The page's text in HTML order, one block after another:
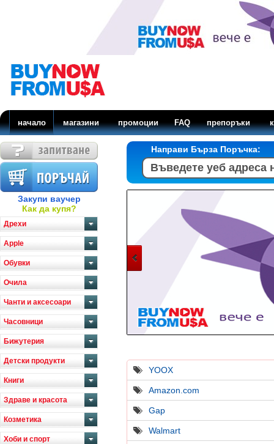
начало магазини промоции FAQ препоръки
Закупи ваучер
Как да купя?
Дрехи
Apple
Обувки
Очила
Чанти и аксесоари
Часовници
Бижутерия
Детски продукти
Книги
Здраве и красота
Козметика
Хоби и спорт
Направи Бърза Поръчка:
YOOX
Amazon.com
Gap
Walmart